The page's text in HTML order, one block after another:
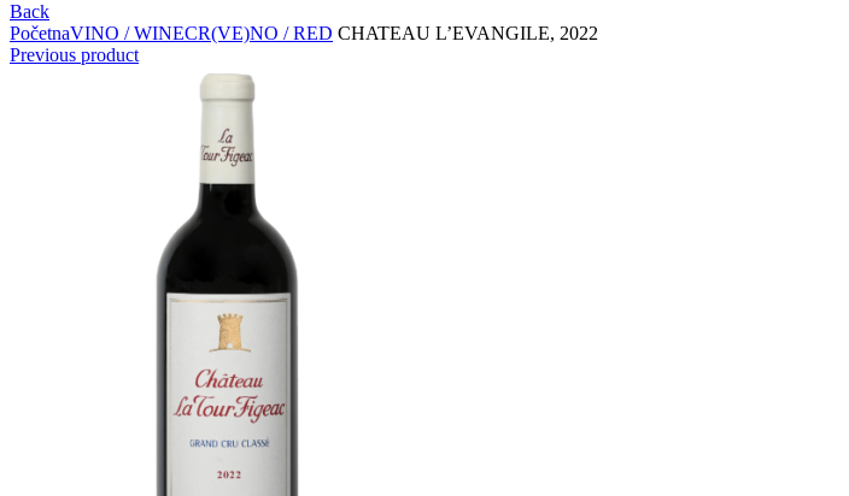
Back
PočetnaVINO / WINECR(VE)NO / RED CHATEAU L’EVANGILE, 2022
Previous product